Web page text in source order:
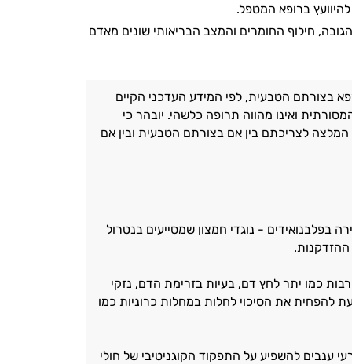
ברופא המטפל.
הגובה, חילוף החומרים והמצב הבריאותי שונים מאדם
בצורתם הטבעית, לפי המידע העדכני הקיים
ואינו מהווה תרופה כלשהי. יובהר כי
המלצה לצריכתם בין אם בצורתם הטבעית ובין אם
בפלבנואידים - נוגדי חמצון שמסייעים בנטרול
כמו יתר לחץ דם, בעיות בזרימת הדם, נזקי
ענבים מסייעת להפחית את הסיכוי לחלות במחלות כרוניות כמו
ענבים להשפיע על התפקוד הקוגניטיבי של חולי